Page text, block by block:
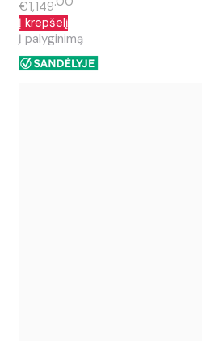
€1,149
Į krepšelį
Į palyginimą